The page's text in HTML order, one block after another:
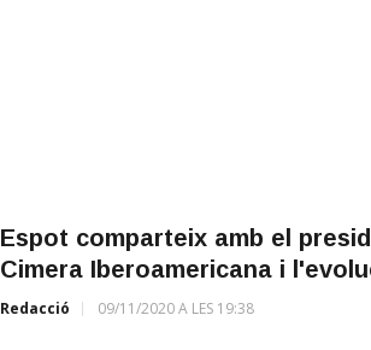
Espot comparteix amb el
Cimera Iberoamericana i
Redacció 09/11/2020 A LES 19:38